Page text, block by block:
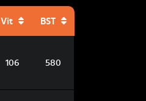
Vit BST
106 580